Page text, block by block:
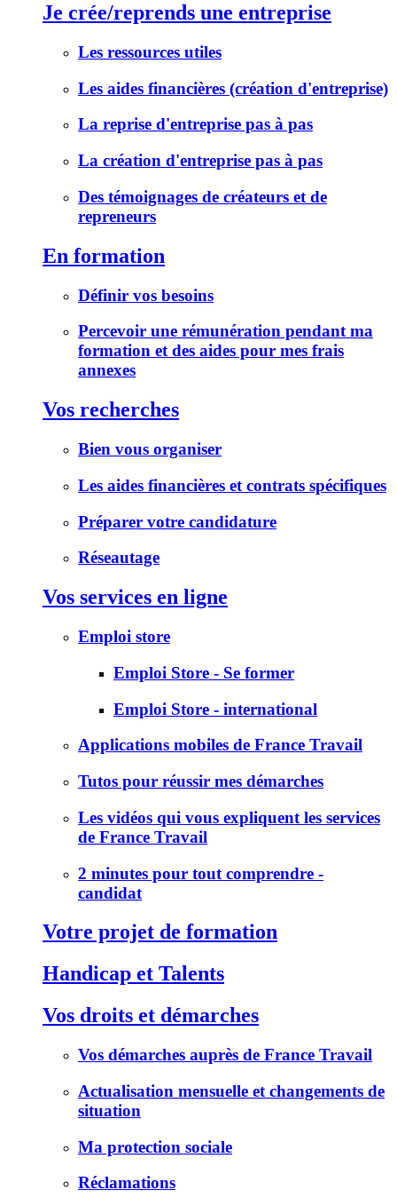
Je crée/reprends une entreprise
Les ressources utiles
Les aides financières (création d'entreprise)
La reprise d'entreprise pas à pas
La création d'entreprise pas à pas
Des témoignages de créateurs et de
repreneurs
En formation
Définir vos besoins
Percevoir une rémunération pendant ma
formation et des aides pour mes frais
annexes
Vos recherches
Bien vous organiser
Les aides financières et contrats spécifiques
Préparer votre candidature
Réseautage
Vos services en ligne
Emploi store
Emploi Store - Se former
Emploi Store - international
Applications mobiles de France Travail
Tutos pour réussir mes démarches
Les vidéos qui vous expliquent les services
de France Travail
2 minutes pour tout comprendre -
candidat
Votre projet de formation
Handicap et Talents
Vos droits et démarches
Vos démarches auprès de France Travail
Actualisation mensuelle et changements de
situation
Ma protection sociale
Réclamations